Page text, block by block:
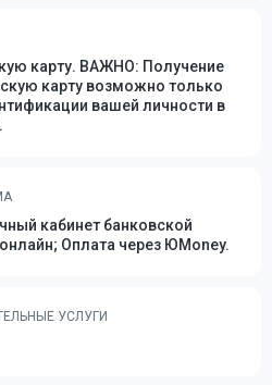
карту. ВАЖНО: Получение
карту возможно только
вашей личности в
кабинет банковской
Оплата через ЮMoney.
УСЛУГИ